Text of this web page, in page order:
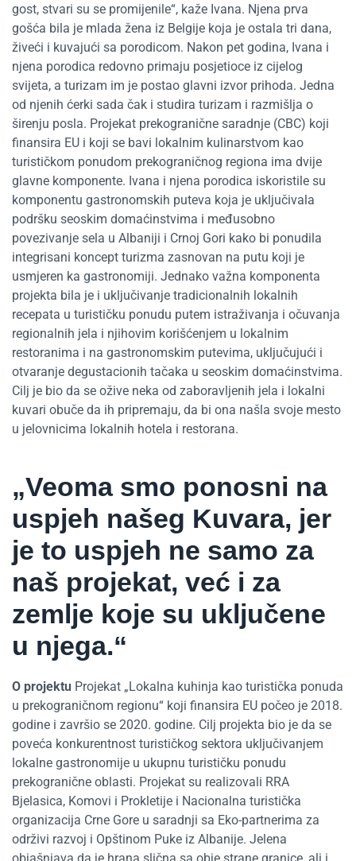
gost, stvari su se promijenile“, kaže Ivana. Njena prva
gošća bila je mlada žena iz Belgije koja je ostala tri dana,
živeći i kuvajući sa porodicom. Nakon pet godina, Ivana i
njena porodica redovno primaju posjetioce iz cijelog
svijeta, a turizam im je postao glavni izvor prihoda. Jedna
od njenih ćerki sada čak i studira turizam i razmišlja o
širenju posla. Projekat prekogranične saradnje (CBC) koji
finansira EU i koji se bavi lokalnim kulinarstvom kao
turističkom ponudom prekograničnog regiona ima dvije
glavne komponente. Ivana i njena porodica iskoristile su
komponentu gastronomskih puteva koja je uključivala
podršku seoskim domaćinstvima i međusobno
povezivanje sela u Albaniji i Crnoj Gori kako bi ponudila
integrisani koncept turizma zasnovan na putu koji je
usmjeren ka gastronomiji. Jednako važna komponenta
projekta bila je i uključivanje tradicionalnih lokalnih
recepata u turističku ponudu putem istraživanja i očuvanja
regionalnih jela i njihovim korišćenjem u lokalnim
restoranima i na gastronomskim putevima, uključujući i
otvaranje degustacionih tačaka u seoskim domaćinstvima.
Cilj je bio da se ožive neka od zaboravljenih jela i lokalni
kuvari obuče da ih pripremaju, da bi ona našla svoje mesto
u jelovnicima lokalnih hotela i restorana.
„Veoma smo ponosni na
uspjeh našeg Kuvara, jer
je to uspjeh ne samo za
naš projekat, već i za
zemlje koje su uključene
u njega.“
O projektu Projekat „Lokalna kuhinja kao turistička ponuda
u prekograničnom regionu“ koji finansira EU počeo je 2018.
godine i završio se 2020. godine. Cilj projekta bio je da se
poveća konkurentnost turističkog sektora uključivanjem
lokalne gastronomije u ukupnu turističku ponudu
prekogranične oblasti. Projekat su realizovali RRA
Bjelasica, Komovi i Prokletije i Nacionalna turistička
organizacija Crne Gore u saradnji sa Eko-partnerima za
održivi razvoj i Opštinom Puke iz Albanije. Jelena
objašnjava da je hrana slična sa obje strane granice, ali i